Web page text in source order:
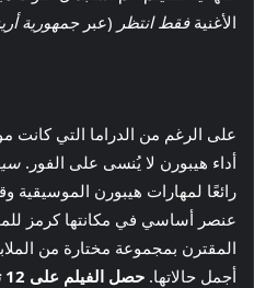
الأغنيةفقط انتظر (عبرجمهورية
على الرغم من الدراما التي كانت
أداء هيبورن لا يُنسى على الفور.
رائعًا لمهارات هيبورن الموسيقية
عنصر أساسي في مكانتها كرمز
المقترن بمجموعة مختارة من
أجمل حالاتها.